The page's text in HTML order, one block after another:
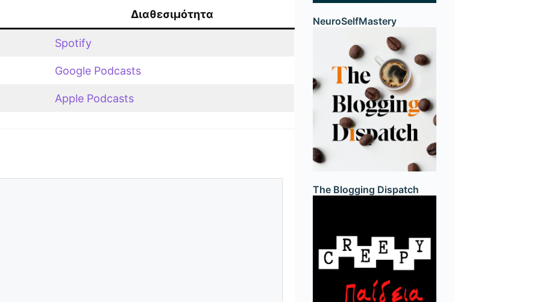
Διαθεσιμότητα
Spotify
Google Podcasts
Apple Podcasts
NeuroSelfMastery
The Blogging Dispatch